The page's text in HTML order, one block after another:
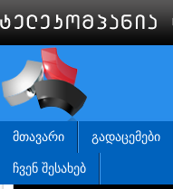
ᲛᲗᲐᲕᲐᲠᲘ ᲒᲐᲓᲐᲪᲔᲛᲔᲑᲘ
ᲩᲕᲔᲜ ᲨᲔᲡᲐᲮᲔᲑ